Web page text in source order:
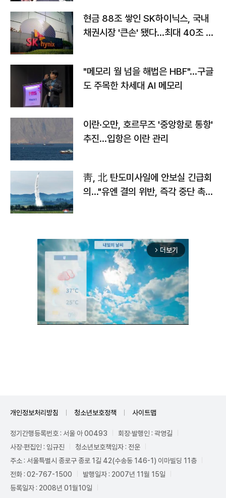
현금 88조 쌓인 SK하이닉스, 국내
채권시장 '큰손' 됐다…최대 40조 투
"메모리 월 넘을 해법은 HBF"…구글
도 주목한 차세대 AI 메모리
이란·오만, 호르무즈 '중앙항로 통항'
추진…입항은 이란 관리
靑, 北 탄도미사일에 안보실 긴급회
의…"유엔 결의 위반, 즉각 중단 촉
arrow_forward_ios 더보기
개인정보처리방침 청소년보호정책 사이트맵
정기간행등록번호 : 서울 아 00493
회장·발행인 : 곽영길
사장·편집인 : 임규진
청소년보호책임자 : 전운
주소 : 서울특별시 종로구 종로 1길 42(수송동 146-1) 이마빌딩 11층
전화 : 02-767-1500
발행일자 : 2007년 11월 15일
등록일자 : 2008년 01월10일